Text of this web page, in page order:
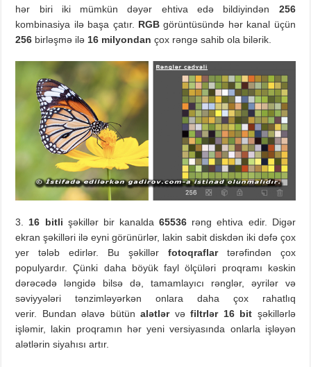
hər biri iki mümkün dəyər ehtiva edə bildiyindən 256
kombinasiya ilə başa çatır. RGB görüntüsündə hər kanal üçün
256 birləşmə ilə 16 milyondançox rəngə sahib ola bilərik.
3. 16 bitli şəkillər bir kanalda65536 rəng ehtiva edir. Digər
ekran şəkilləri ilə eyni görünürlər, lakin sabit diskdən iki dəfə çox
yer tələb edirlər. Bu şəkillər fotoqraflartərəfindən çox
populyardır. Çünki daha böyük fayl ölçüləri proqramı kəskin
dərəcədə ləngidə bilsə də, tamamlayıcı rənglər, əyrilər və
səviyyələri tənzimləyərkən onlara daha çox rahatlıq
verir. Bundan əlavə bütünalətlərvəfiltrlər 16 bit şəkillərlə
işləmir, lakin proqramın hər yeni versiyasında onlarla işləyən
alətlərin siyahısı artır.